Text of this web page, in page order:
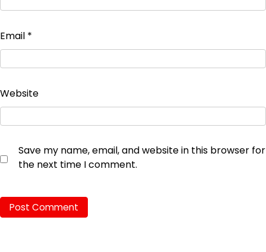
Email *
Website
Save my name, email, and website in this browser for
the next time I comment.